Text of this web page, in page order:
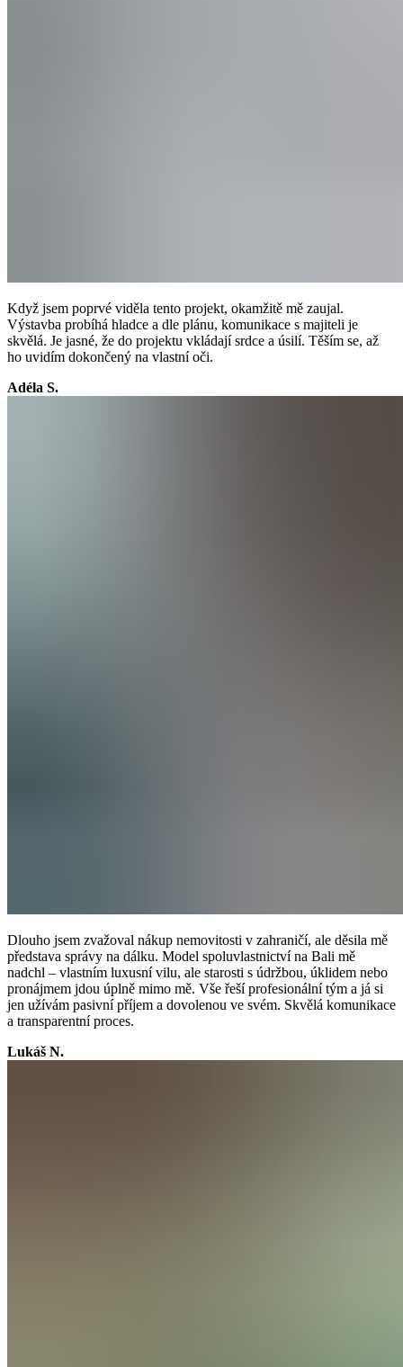
Když jsem poprvé viděla tento projekt, okamžitě mě zaujal.
Výstavba probíhá hladce a dle plánu, komunikace s majiteli je
skvělá. Je jasné, že do projektu vkládají srdce a úsilí. Těším se, až
ho uvidím dokončený na vlastní oči.
Adéla S.
Dlouho jsem zvažoval nákup nemovitosti v zahraničí, ale děsila mě
představa správy na dálku. Model spoluvlastnictví na Bali mě
nadchl – vlastním luxusní vilu, ale starosti s údržbou, úklidem nebo
pronájmem jdou úplně mimo mě. Vše řeší profesionální tým a já si
jen užívám pasivní příjem a dovolenou ve svém. Skvělá komunikace
a transparentní proces.
Lukáš N.